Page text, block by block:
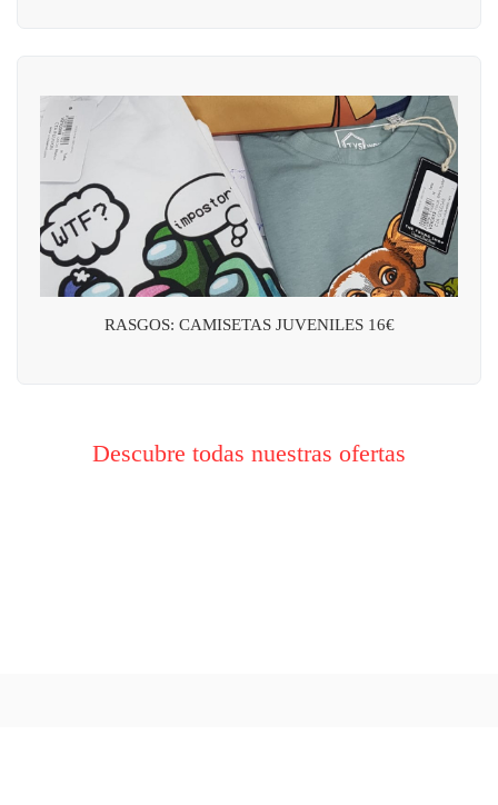
RASGOS: CAMISETAS JUVENILES 16€
Descubre todas nuestras ofertas